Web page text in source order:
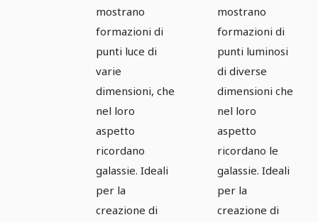
mostrano
formazioni di
punti luce di
varie
dimensioni, che
nel loro
aspetto
ricordano
galassie. Ideali
per la
creazione di
mostrano
formazioni di
punti luminosi
di diverse
dimensioni che
nel loro
aspetto
ricordano le
galassie. Ideali
per la
creazione di